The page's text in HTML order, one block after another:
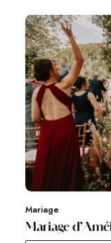
Mariage
Mariage